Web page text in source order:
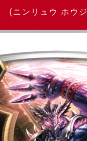
(ニンリュウ ホウ